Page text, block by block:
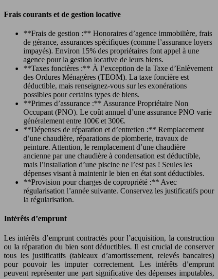
Frais courants et de gestion locative
**Frais de gestion :** Honoraires d’agence immobilière, frais
de gérance, assurances spécifiques (comme l’assurance loyers
impayés). Environ 15% des propriétaires font appel à une
agence pour la gestion locative de leurs biens.
**Taxes foncières :** À l’exception de la Taxe d’Enlèvement
des Ordures Ménagères (TEOM). La taxe foncière est
déductible, mais renseignez-vous sur les exonérations
possibles pour certains types de biens.
**Primes d’assurance :** Assurance Propriétaire Non
Occupant (PNO). Le coût annuel d’une assurance PNO varie
généralement entre 100€ et 300€.
**Dépenses de réparation et d’entretien :** Remplacement
d’une chaudière, réparations de plomberie, travaux de
peinture. Attention, le remplacement d’une chaudière
ancienne par une chaudière à condensation est déductible,
mais l’installation d’une piscine ne l’est pas ! Seules les
dépenses visant à maintenir le bien en état sont déductibles.
**Provision pour charges de copropriété :** Avec
régularisation l’année suivante. Conservez les justificatifs pour
la régularisation.
Intérêts d’emprunt
Les intérêts d’emprunt contractés pour l’acquisition, la construction
ou la réparation du bien sont déductibles. Il est crucial de conserver
tous les justificatifs (tableaux d’amortissement, relevés bancaires)
pour pouvoir les imputer correctement. Les intérêts d’emprunt
peuvent représenter une part significative des dépenses imputables,